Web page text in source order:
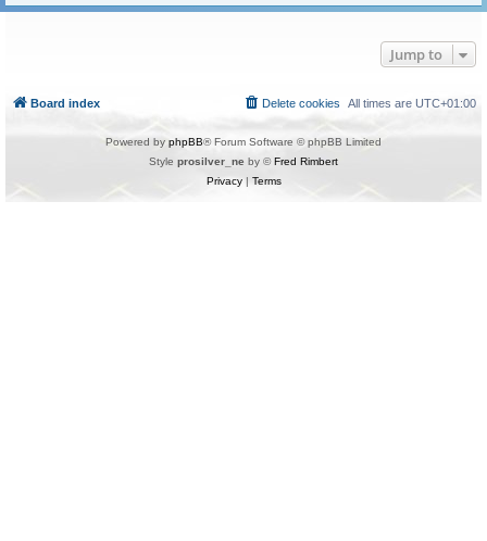
Jump to
Board index All times are UTC+01:00
Delete cookies
Powered by phpBB® Forum Software © phpBB Limited
Style prosilver_ne by ©Fred Rimbert
Privacy| Terms